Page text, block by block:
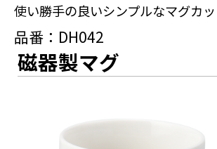
使い勝手の良いシンプルなマグカッ
品番：DH042
磁器製マグ